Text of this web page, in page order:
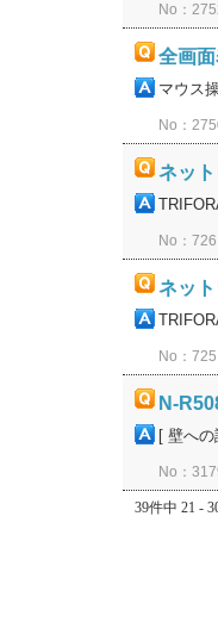
No：
全画
マウス
No：
ネッ
No：726
ネッ
No：725
N-
[ 壁へ
No：
39件中 21 -